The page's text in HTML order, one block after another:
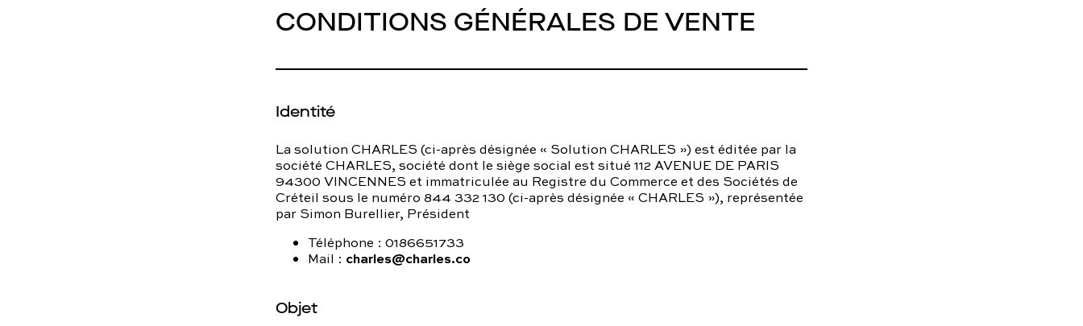
Toutes nos pathologies sexuelles
CONDITIONS GÉNÉRALES DE VENTE
Identité
La solution CHARLES (ci-après désignée « Solution CHARLES ») est éditée par la
société CHARLES, société dont le siège social est situé 112 AVENUE DE PARIS
94300 VINCENNES et immatriculée au Registre du Commerce et des Sociétés de
Créteil sous le numéro 844 332 130 (ci-après désignée « CHARLES »), représentée
par Simon Burellier, Président
Téléphone : 0186651733
Mail : charles@charles.co
Objet